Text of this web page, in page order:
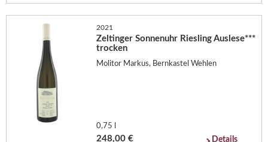
2021
Zeltinger Sonnenuhr Riesling Auslese***
trocken
Molitor Markus, Bernkastel Wehlen
0,75 l
248,00 € Details